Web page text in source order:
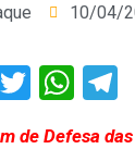
10/04/
Twitter
de Defesa